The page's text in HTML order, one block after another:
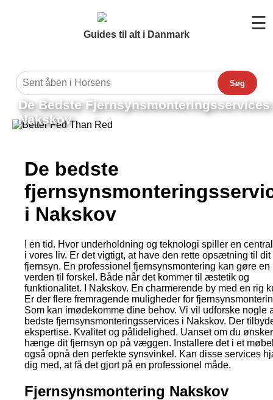
Guides til alt i Danmark
☰
Søg
De Bedste Fjernsynsmonteringsservices
Nakskov
De bedste
i Nakskov
I en tid. Hvor underholdning og teknologi spiller en
i vores liv. Er det vigtigt, at have den rette opsætning til dit
fjernsyn. En professionel fjernsynsmontering kan gøre en
verden til forskel. Både når det kommer til æstetik og
funktionalitet. I Nakskov. En charmerende by med en rig
Er der flere fremragende muligheder for
Som kan imødekomme dine behov. Vi vil udforske nogle
bedste fjernsynsmonteringsservices i Nakskov. Der
ekspertise. Kvalitet og pålidelighed. Uanset om du
hænge dit fjernsyn op på væggen. Installere det i et
også opnå den perfekte synsvinkel. Kan disse services
dig med, at få det gjort på en professionel måde.
Fjernsynsmontering Nakskov